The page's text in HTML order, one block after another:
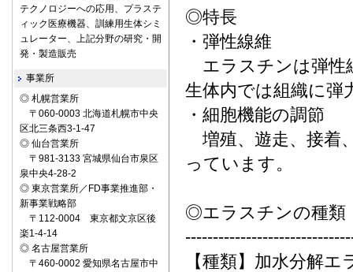
◎特長
・弾性線維
エラスチンは弾性
生体内では組織に弾
・細胞機能の調節
増殖、遊走、接着
っています。
◎エラスチンの種類
【種類】加水分解エ
テクノロジーへの応用、プラステ
ィック医療機器、訓練用生体シミ
ュレーター、上記分野の研究・開
発・製造販売
事業所
◎ 札幌営業所
〒060-0003 北海道札幌市中央
区北三条西3-1-47
◎ 仙台営業所
〒981-3133 宮城県仙台市泉区
泉中央4-28-2
◎ 東京営業所／FD事業推進部・
新事業戦略部
〒112-0004 東京都文京区後
楽1-4-14
◎ 名古屋営業所
〒460-0002 愛知県名古屋市中